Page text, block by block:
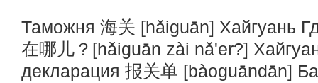
Таможня 海关 [hǎiguān] Хайгуань
在哪儿？[hǎiguān zài nǎ'er?]
декларация 报关单 [bàoguāndān]